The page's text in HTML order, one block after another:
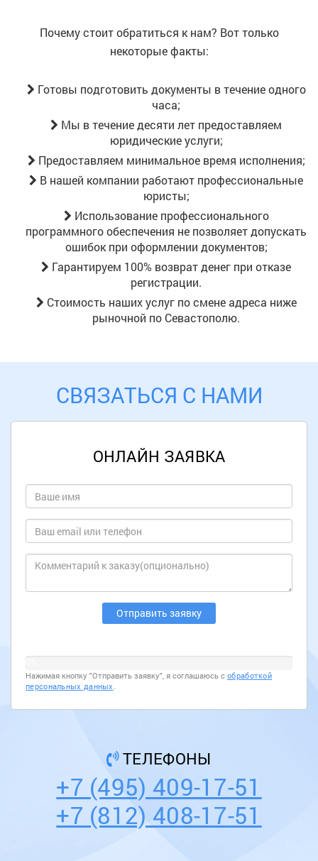
Почему стоит обратиться к нам? Вот только
некоторые факты:
Готовы подготовить документы в течение одного
часа;
Мы в течение десяти лет предоставляем
юридические услуги;
Предоставляем минимальное время исполнения;
В нашей компании работают профессиональные
юристы;
Использование профессионального
программного обеспечения не позволяет допускать
ошибок при оформлении документов;
Гарантируем 100% возврат денег при отказе
регистрации.
Стоимость наших услуг по смене адреса ниже
рыночной по Севастополю.
СВЯЗАТЬСЯ С НАМИ
ОНЛАЙН ЗАЯВКА
Нажимая кнопку "Отправить заявку", я соглашаюсь с обработкой
персональных данных .
ТЕЛЕФОНЫ
+7 (495) 409-17-51
+7 (812) 408-17-51